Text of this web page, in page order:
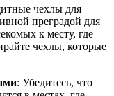
чехлы для
преградой для
к месту, где
чехлы, которые
: Убедитесь, что